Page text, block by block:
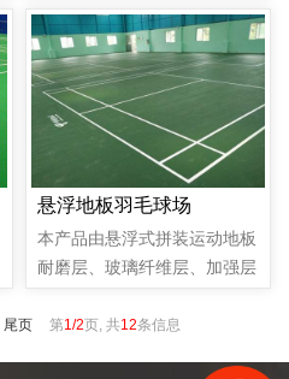
浮式拼装运动地板耐磨层，经
防老化和紧固技术处理，耐磨
耐压，使用寿命可达10年。
悬浮地板羽毛球场
本产品由悬浮式拼装运动地板
耐磨层、玻璃纤维层、加强层
浮式拼装运动地板耐磨层，经
尾页 第1/2页, 共12条信息